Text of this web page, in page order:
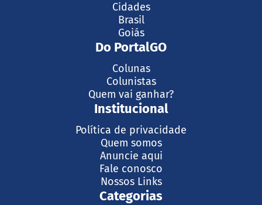
Cidades
Brasil
Goiás
Do PortalGO
Colunas
Colunistas
Quem vai ganhar?
Institucional
Política de privacidade
Quem somos
Anuncie aqui
Fale conosco
Nossos Links
Categorias